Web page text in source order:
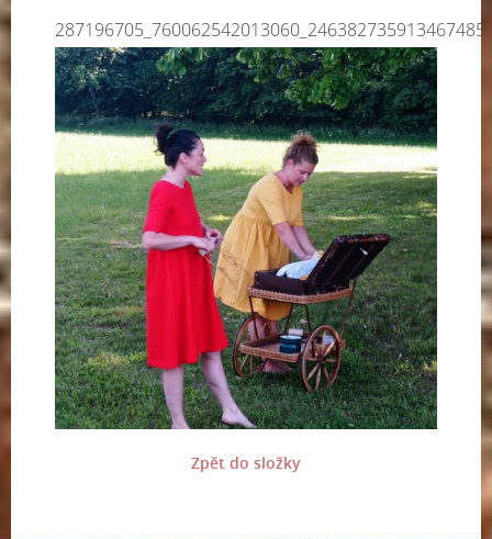
Zpět do složky